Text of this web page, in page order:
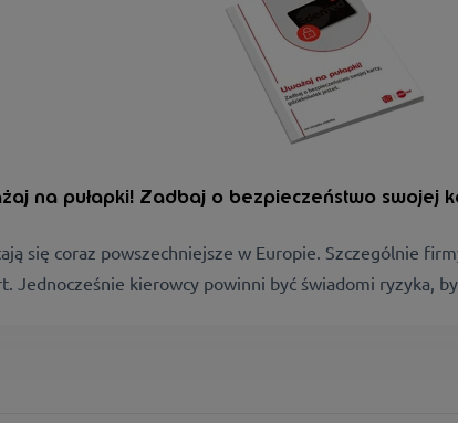
na pułapki! Zadbaj o bezpieczeństwo swojej
się coraz powszechniejsze w Europie. Szczególnie
Jednocześnie kierowcy powinni być świadomi ryzyka,